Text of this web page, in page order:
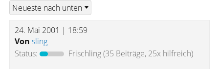
24. Mai 2001 | 18:59
Von sling
Status:
Frischling(35 Beiträge, 25x hilfreich)